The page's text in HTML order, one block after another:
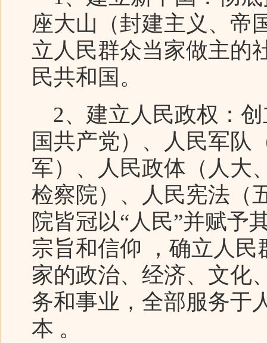
座大山（封建主义、帝
立人民群众当家做主的
民共和国。
2、建立人民政权：
国共产党）、人民军队
军）、人民政体（人大
检察院）、人民宪法（
院皆冠以“人民”并赋予
宗旨和信仰 ，确立人
家的政治、经济、文化
务和事业，全部服务于
本 。